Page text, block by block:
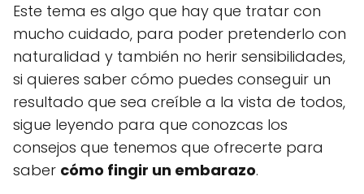
Este tema es algo que hay que tratar con
mucho cuidado, para poder pretenderlo con
naturalidad y también no herir sensibilidades,
si quieres saber cómo puedes conseguir un
resultado que sea creíble a la vista de todos,
sigue leyendo para que conozcas los
consejos que tenemos que ofrecerte para
saber cómo fingir un embarazo.